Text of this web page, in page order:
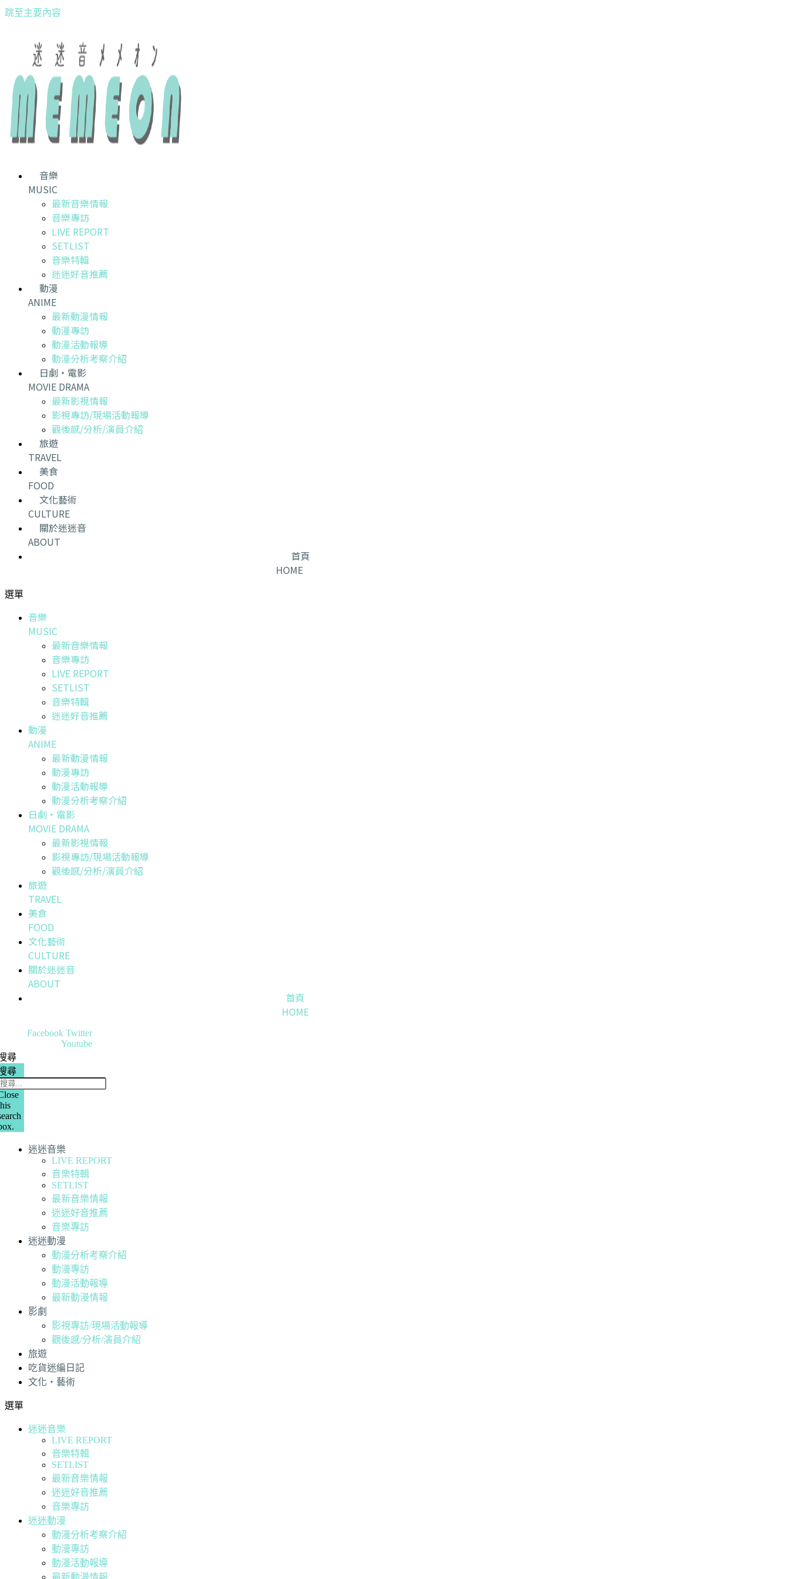
跳至主要內容
音樂
MUSIC
最新音樂情報
音樂專訪
LIVE REPORT
SETLIST
音樂特輯
迷迷好音推薦
動漫
ANIME
最新動漫情報
動漫專訪
動漫活動報導
動漫分析考察介紹
日劇・電影
MOVIE DRAMA
最新影視情報
影視專訪/現場活動報導
觀後感/分析/演員介紹
旅遊
TRAVEL
美食
FOOD
文化藝術
CULTURE
關於迷迷音
ABOUT
首頁
HOME
選單
音樂
MUSIC
最新音樂情報
音樂專訪
LIVE REPORT
SETLIST
音樂特輯
迷迷好音推薦
動漫
ANIME
最新動漫情報
動漫專訪
動漫活動報導
動漫分析考察介紹
日劇・電影
MOVIE DRAMA
最新影視情報
影視專訪/現場活動報導
觀後感/分析/演員介紹
旅遊
TRAVEL
美食
FOOD
文化藝術
CULTURE
關於迷迷音
ABOUT
首頁
HOME
Facebook Twitter
Youtube
尋
尋
迷迷音樂
LIVE REPORT
音樂特輯
SETLIST
最新音樂情報
迷迷好音推薦
音樂專訪
迷迷動漫
動漫分析考察介紹
動漫專訪
動漫活動報導
最新動漫情報
影劇
影視專訪/現場活動報導
觀後感/分析/演員介紹
旅遊
吃貨迷編日記
文化・藝術
選單
迷迷音樂
LIVE REPORT
音樂特輯
SETLIST
最新音樂情報
迷迷好音推薦
音樂專訪
迷迷動漫
動漫分析考察介紹
動漫專訪
動漫活動報導
最新動漫情報